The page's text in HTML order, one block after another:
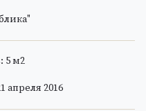
5 м2
апреля 2016